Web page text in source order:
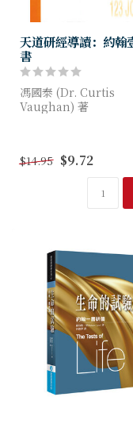
天道研經導讀：約翰
書
馮國泰 (Dr. Curtis
Vaughan) 著
有，或作精微的分析，
卷的信息、思想、結
$14.95 $9.72